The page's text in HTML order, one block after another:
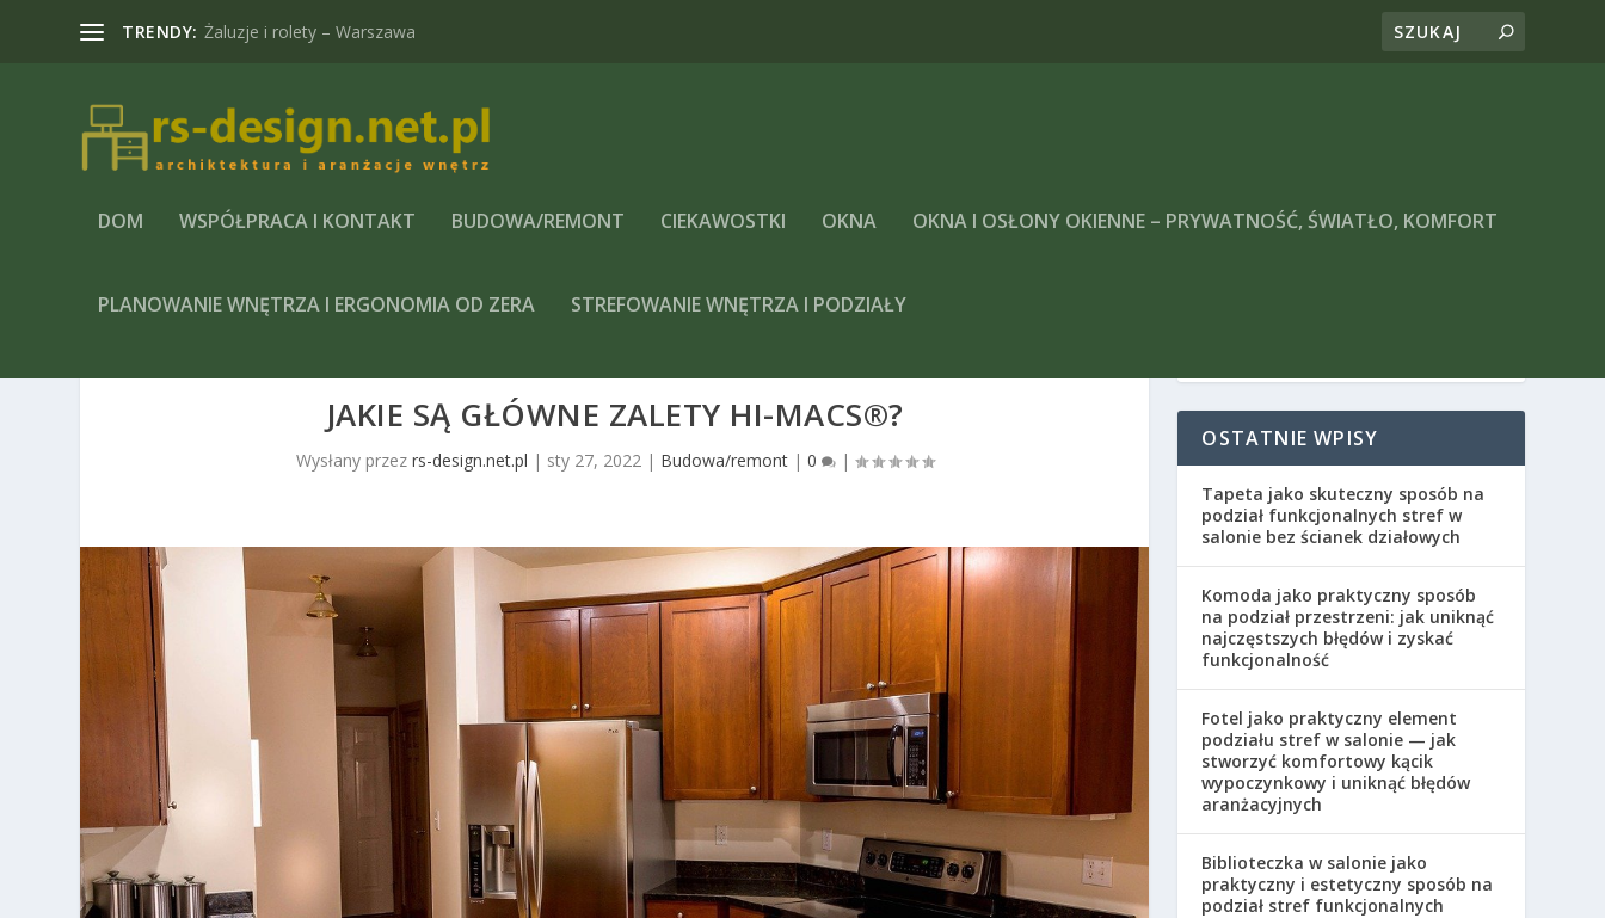
TRENDY: Żaluzje i rolety – Warszawa
DOM WSPÓŁPRACA I KONTAKT BUDOWA/REMONT CIEKAWOSTKI OKNA OKNA I OSŁONY OKIENNE – PRYWATNOŚĆ, ŚWIATŁO, KOMFORT
PLANOWANIE WNĘTRZA I ERGONOMIA OD ZERA STREFOWANIE WNĘTRZA I PODZIAŁY
JAKIE SĄ GŁÓWNE ZALETY HI-MACS®?
Wysłany przez rs-design.net.pl | sty 27, 2022 | Budowa/remont| 0 |
OSTATNIE WPISY
Tapeta jako skuteczny sposób na
podział funkcjonalnych stref w
salonie bez ścianek działowych
Komoda jako praktyczny sposób
na podział przestrzeni: jak uniknąć
najczęstszych błędów i zyskać
funkcjonalność
Fotel jako praktyczny element
podziału stref w salonie — jak
stworzyć komfortowy kącik
wypoczynkowy i uniknąć błędów
aranżacyjnych
Biblioteczka w salonie jako
praktyczny i estetyczny sposób na
podział stref funkcjonalnych